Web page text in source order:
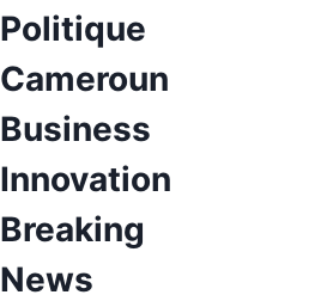
Politique
Cameroun
Business
Innovation
Breaking
News